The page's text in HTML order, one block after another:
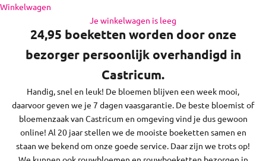
Naar inhoud
Winkelwagen
Je winkelwagen is leeg
de regio daaromheen, op zon- en feestdagen bezorgen we
niet.
24,95 boeketten worden door onze
bezorger persoonlijk overhandigd in
Castricum.
Handig, snel en leuk! De bloemen blijven een week mooi,
daarvoor geven we je 7 dagen vaasgarantie. De beste bloemist of
bloemenzaak van Castricum en omgeving vind je dus gewoon
online! Al 20 jaar stellen we de mooiste boeketten samen en
staan we bekend om onze goede service. Daar zijn we trots op!